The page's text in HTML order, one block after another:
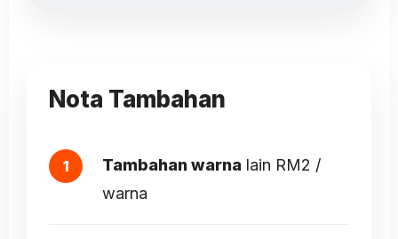
Nota Tambahan
Tambahan warna lain RM2 /
warna